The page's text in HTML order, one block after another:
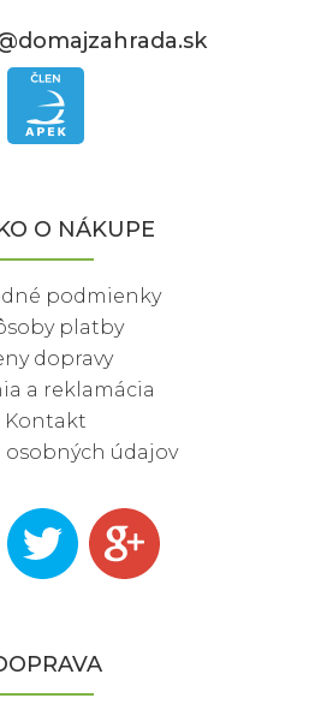
O NÁKUPE
podmienky
platby
dopravy
a reklamácia
Kontakt
osobných údajov